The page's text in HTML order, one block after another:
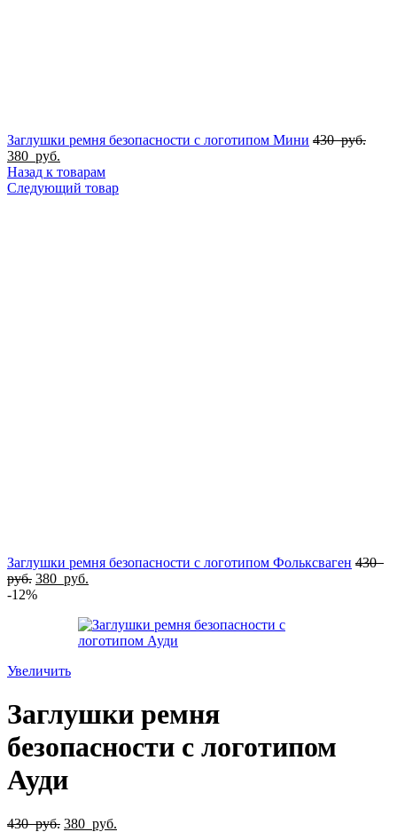
Заглушки ремня безопасности с логотипом Мини 430руб.
380 руб.
Назад к товарам
Следующий товар
Заглушки ремня безопасности с логотипом Фольксваген 430
руб. 380 руб.
-12%
Увеличить
Заглушки ремня
безопасности с логотипом
Ауди
430руб. 380 руб.